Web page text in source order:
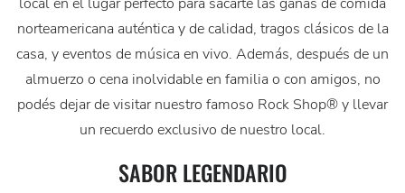
norteamericana auténtica y de calidad, tragos clásicos de la
casa, y eventos de música en vivo. Además, después de un
almuerzo o cena inolvidable en familia o con amigos, no
podés dejar de visitar nuestro famoso Rock Shop® y llevar
un recuerdo exclusivo de nuestro local.
SABOR LEGENDARIO